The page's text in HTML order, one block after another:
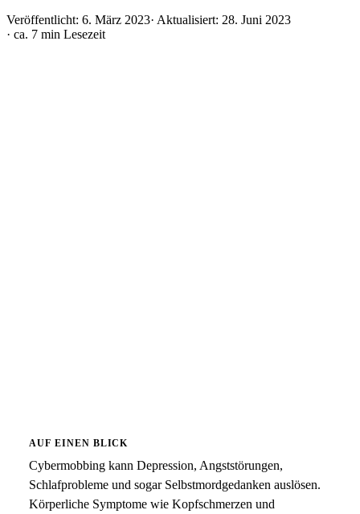
Veröffentlicht: 6. März 2023· Aktualisiert: 28. Juni 2023
· ca. 7 min Lesezeit
AUF EINEN BLICK
Cybermobbing kann Depression, Angststörungen,
Schlafprobleme und sogar Selbstmordgedanken auslösen.
Körperliche Symptome wie Kopfschmerzen und